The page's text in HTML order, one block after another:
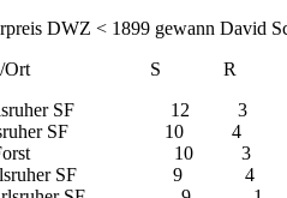
DWZ < 1899 gewann David
Ort S R V
SF 12 3
SF 10 4
Forst 10 3 2
SF 9 4 2